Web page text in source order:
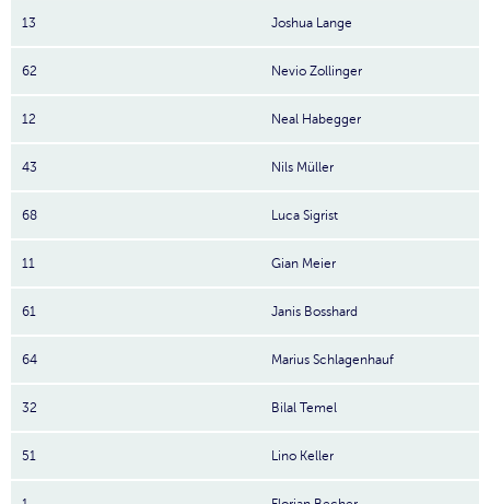
13 Joshua Lange
62 Nevio Zollinger
12 Neal Habegger
43 Nils Müller
68 Luca Sigrist
11 Gian Meier
61 Janis Bosshard
64 Marius Schlagenhauf
32 Bilal Temel
51 Lino Keller